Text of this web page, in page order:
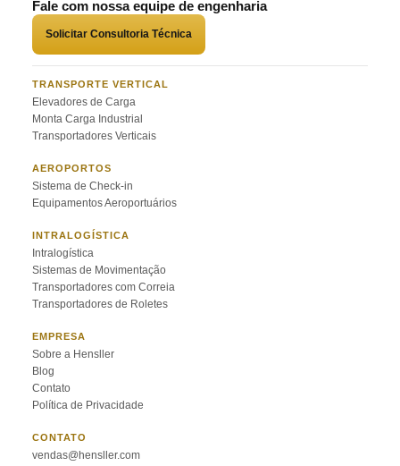
Fale com nossa equipe de engenharia
Solicitar Consultoria Técnica
TRANSPORTE VERTICAL
Elevadores de Carga
Monta Carga Industrial
Transportadores Verticais
AEROPORTOS
Sistema de Check-in
Equipamentos Aeroportuários
INTRALOGÍSTICA
Intralogística
Sistemas de Movimentação
Transportadores com Correia
Transportadores de Roletes
EMPRESA
Sobre a Hensller
Blog
Contato
Política de Privacidade
CONTATO
vendas@hensller.com